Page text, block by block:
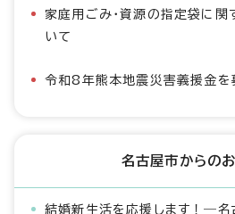
家庭用ごみ・資源の指定袋に関
いて
令和8年熊本地震災害義援金を
名古屋市からの
結婚新生活を応援します！―名